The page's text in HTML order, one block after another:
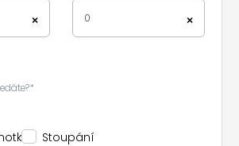
× ×
0
Stoupání